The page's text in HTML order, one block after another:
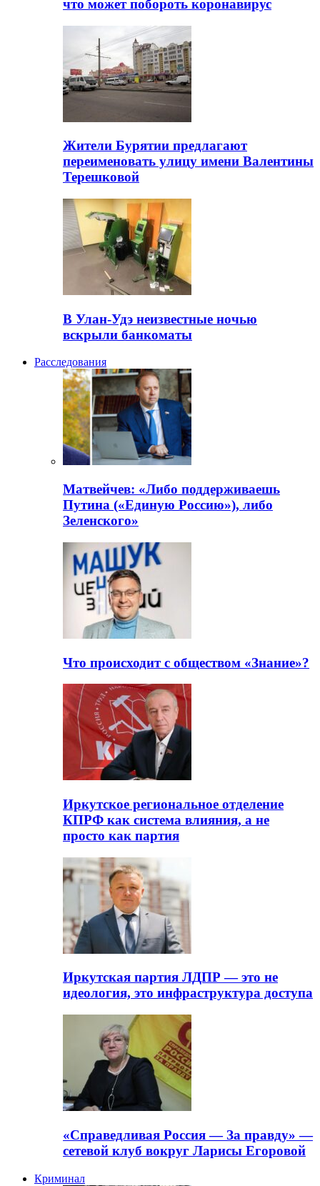
что может побороть коронавирус
Жители Бурятии предлагают
переименовать улицу имени Валентины
Терешковой
В Улан-Удэ неизвестные ночью
вскрыли банкоматы
Расследования
Матвейчев: «Либо поддерживаешь
Путина («Единую Россию»), либо
Зеленского»
Что происходит с обществом «Знание»?
Иркутское региональное отделение
КПРФ как система влияния, а не
просто как партия
Иркутская партия ЛДПР — это не
идеология, это инфраструктура доступа
«Справедливая Россия — За правду» —
сетевой клуб вокруг Ларисы Егоровой
Криминал